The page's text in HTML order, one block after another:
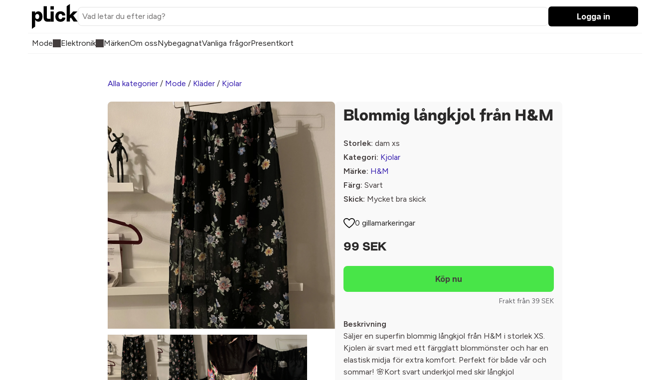
Logga in
Mode Elektronik MärkenOm ossNybegagnatVanliga frågorPresentkort
Alla kategorier / Mode / Kläder / Kjolar
Blommig långkjol från H&M
Storlek: dam xs
Kategori: Kjolar
Märke: H&M
Färg: Svart
Skick: Mycket bra skick
0 gillamarkeringar
99 SEK
Frakt från 39 SEK
Beskrivning
Säljer en superfin blommig långkjol från H&M i storlek XS.
Kjolen är svart med ett färgglatt blommönster och har en
elastisk midja för extra komfort. Perfekt för både vår och
sommar! 🌸Kort svart underkjol med skir långkjol